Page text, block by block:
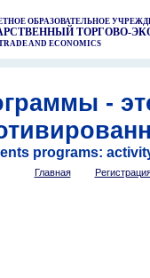
ОБРАЗОВАТЕЛЬНОЕ
ТОРГОВО-
AND ECONOMICS
-
programs:
Главная